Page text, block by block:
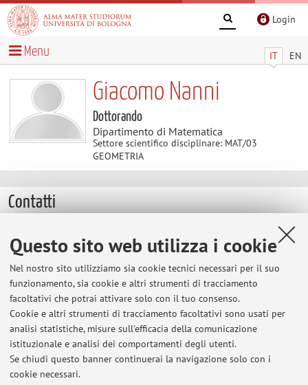
Questo sito web utilizza i cookie
Nel nostro sito utilizziamo sia cookie tecnici necessari per il suo
funzionamento, sia cookie e altri strumenti di tracciamento
facoltativi che potrai attivare solo con il tuo consenso.
Cookie e altri strumenti di tracciamento facoltativi sono usati per
analisi statistiche, misure sull'efficacia della comunicazione
istituzionale e analisi dei comportamenti degli utenti.
Se chiudi questo banner continuerai la navigazione solo con i
cookie necessari.
Login
IT EN
Menu
Giacomo Nanni
Dottorando
Dipartimento di Matematica
Settore scientifico disciplinare: MAT/03
GEOMETRIA
Contatti
E-mail: giacomo.nanni13@unibo.it
Altri contatti
Web:
Vai al sito personale
Dipartimento di Matematica
Piazza di Porta San Donato 5, Bologna - Vai alla mappa